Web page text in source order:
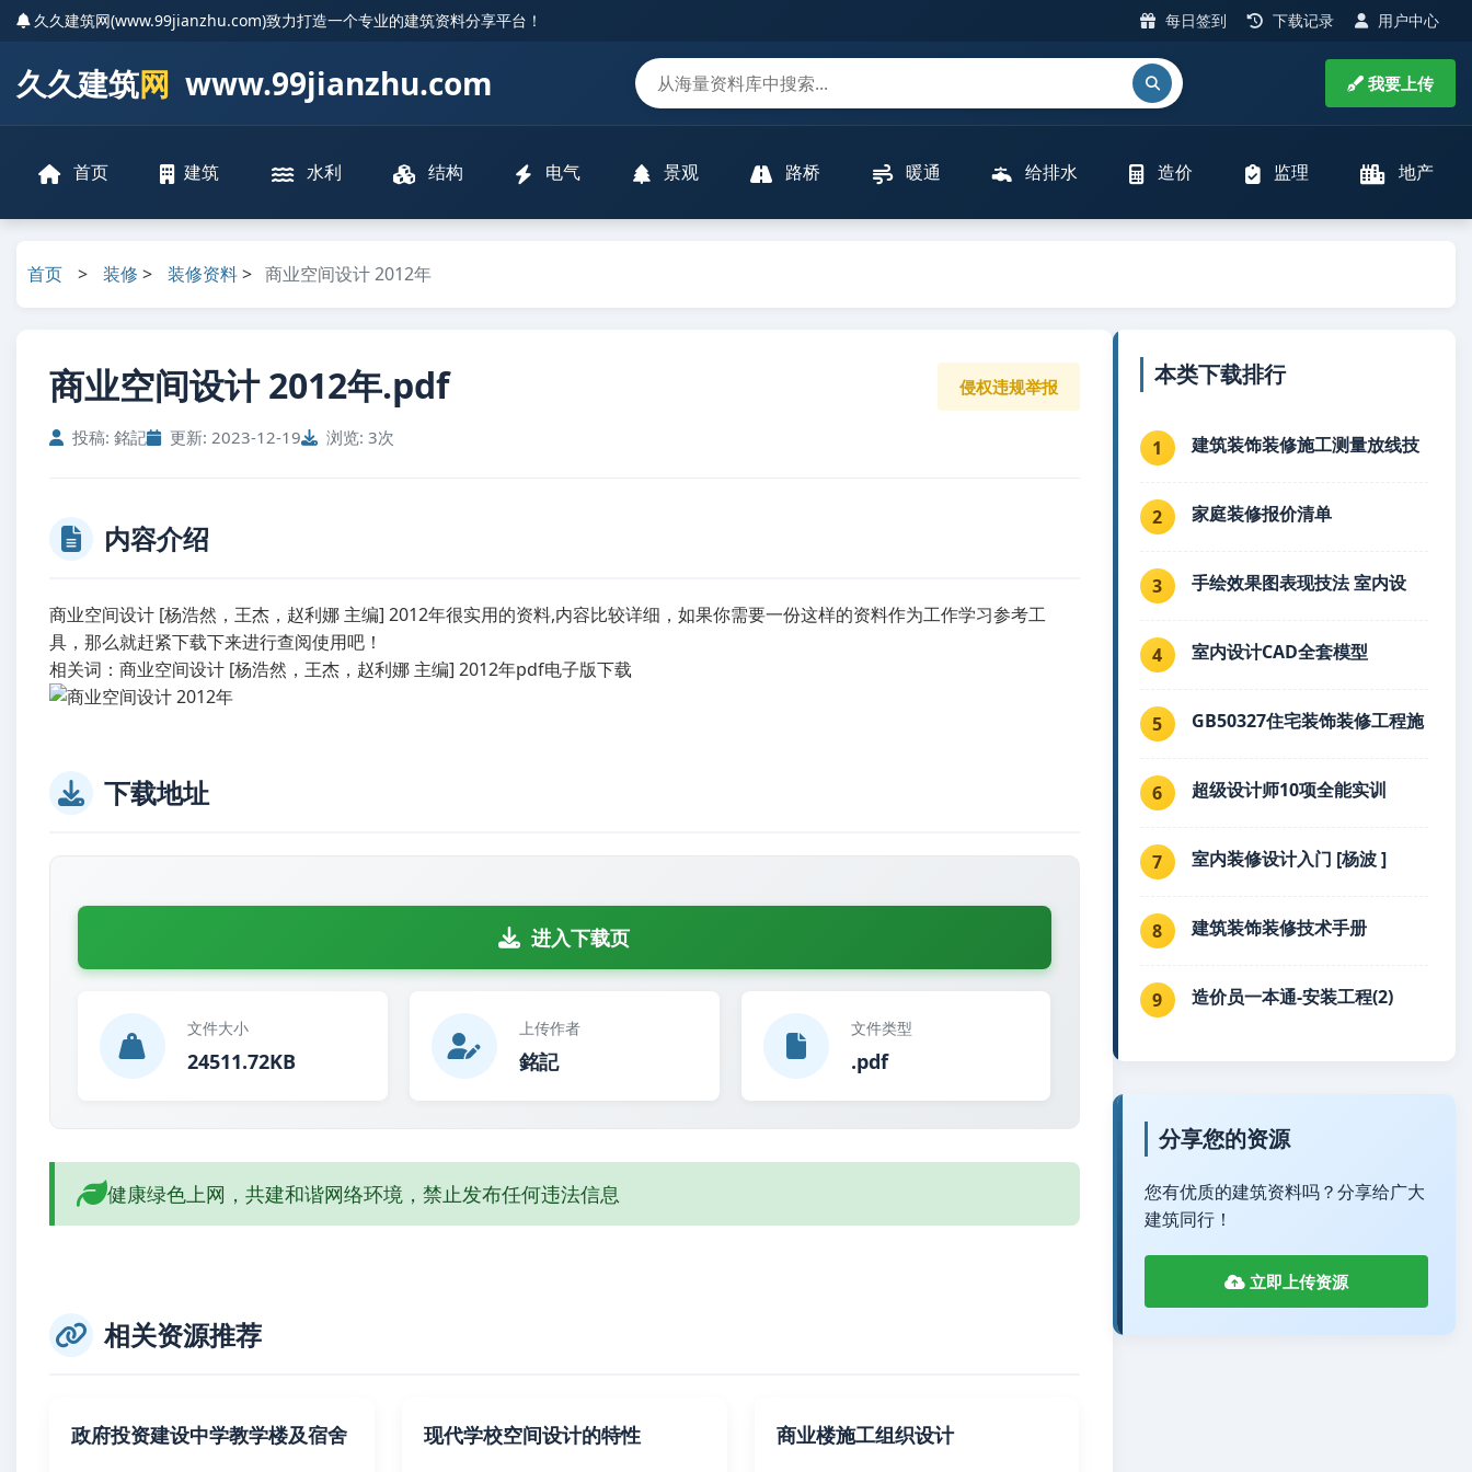
久久建筑网(www.99jianzhu.com)致力打造一个专业的建筑资料分享平台！ 每日签到 下载记录 用户中心
久久建筑网 www.99jianzhu.com 我要上传
首页 建筑 水利 结构 电气 景观 路桥 暖通 给排水 造价 监理 地产
首页 > 装修 > 装修资料> 商业空间设计 2012年
商业空间设计 2012年.pdf
投稿: 銘記 更新: 2023-12-19 浏览: 3次
侵权违规举报
内容介绍
商业空间设计 [杨浩然，王杰，赵利娜 主编] 2012年很实用的资料,内容比较详细，如果你需要一份这样的资料作为工作学习参考工
具，那么就赶紧下载下来进行查阅使用吧！
相关词：商业空间设计 [杨浩然，王杰，赵利娜 主编] 2012年pdf电子版下载
下载地址
进入下载页
文件大小
24511.72KB
上传作者
銘記
文件类型
.pdf
健康绿色上网，共建和谐网络环境，禁止发布任何违法信息
相关资源推荐
政府投资建设中学教学楼及宿舍 现代学校空间设计的特性 商业楼施工组织设计
本类下载排行
1 建筑装饰装修施工测量放线技
2 家庭装修报价清单
3 手绘效果图表现技法 室内设
4 室内设计CAD全套模型
5 GB50327住宅装饰装修工程施
6 超级设计师10项全能实训
7 室内装修设计入门 [杨波 ]
8 建筑装饰装修技术手册
9 造价员一本通-安装工程(2)
分享您的资源
您有优质的建筑资料吗？分享给广大
建筑同行！
立即上传资源